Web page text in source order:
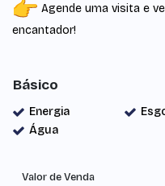
Agende uma visita e
encantador!
Básico
Energia
Água
Valor de Venda